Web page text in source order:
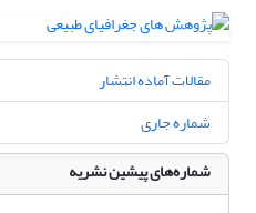
مقالات آماده انتشار
شماره جاری
شماره‌های پیشین نشریه